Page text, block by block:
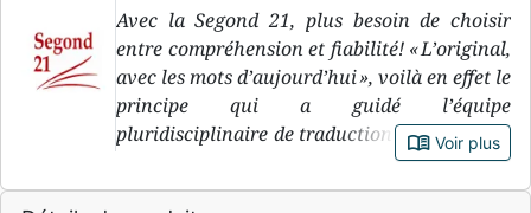
Avec la Segond 21, plus besoin de choisir
entre compréhension et fiabilité! « L’original,
avec les mots d’aujourd’hui », voilà en effet le
principe qui a guidé l’équipe
pluridisciplinaire de traduction de la version
Segond 21, pendant sa douzaine d’années de
travail. « L’original » : le premier objectif de
book_open Voir plus